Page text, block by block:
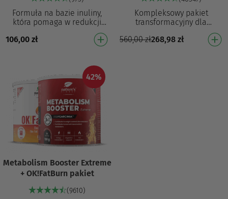
Formuła na bazie inuliny,
która pomaga w redukcji
przyczynia się do utraty masy
106,00zł
Kompleksowy pakiet
transformacyjny dla
wydalanie tłuszczu⁵, pomaga
560,00zł268,98zł
42%
Metabolism Booster Extreme
+ OK!FatBurn pakiet
(9610)